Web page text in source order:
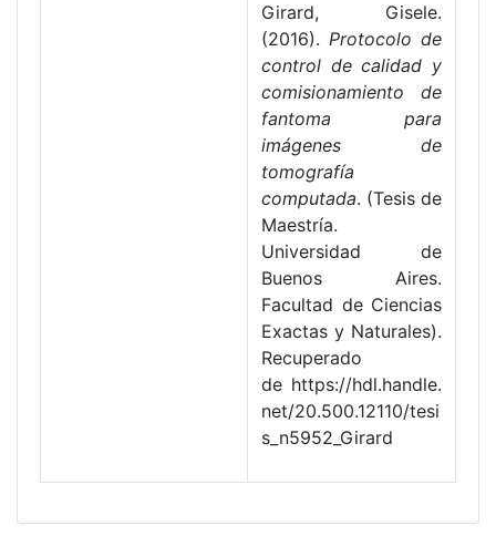
Girard, Gisele.
(2016). Protocolo de
control de calidad y
comisionamiento de
fantoma para
imágenes de
tomografía
computada. (Tesis de
Maestría.
Universidad de
Buenos Aires.
Facultad de Ciencias
Exactas y Naturales).
Recuperado
de https://hdl.handle.
net/20.500.12110/tesi
s_n5952_Girard